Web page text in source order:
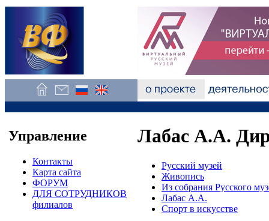
Управление
Контакты
Карта сайта
ФОРУМ
ДЛЯ СОТРУДНИКОВ
филиалов
Лабас А.А.
Русский музей
Живопись
Из собрания Русского
Лабас А.А.
Спорт в искусстве